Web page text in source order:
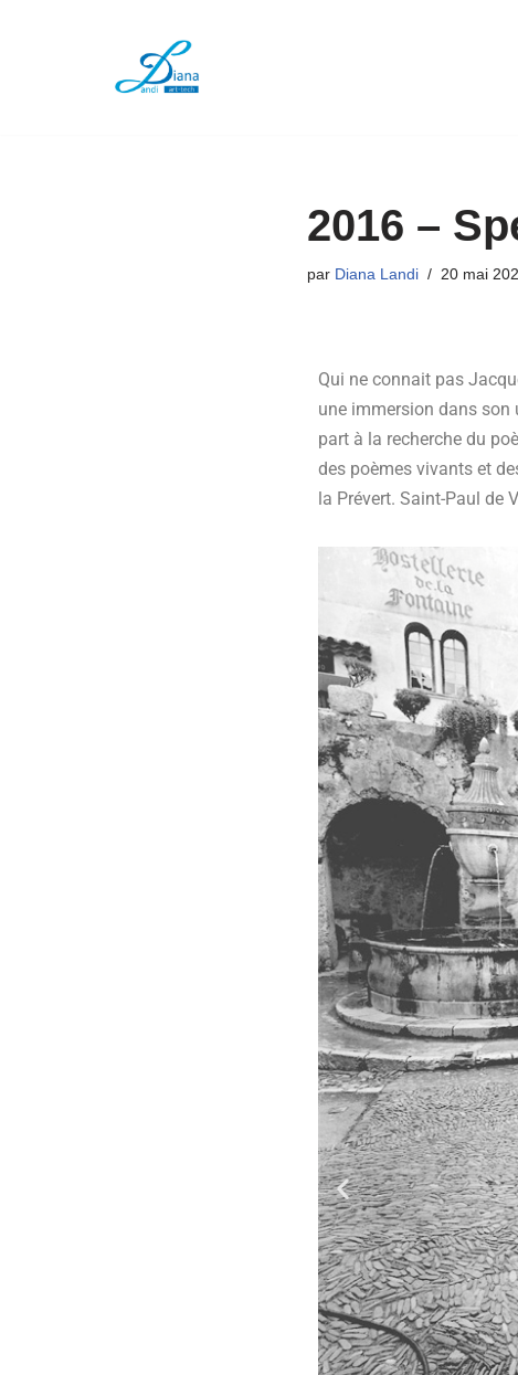
2016 –
par Diana Landi 20 mai
Qui ne connait pas
une immersion dans son
part à la recherche du
des poèmes vivants et
la Prévert. Saint-Paul de